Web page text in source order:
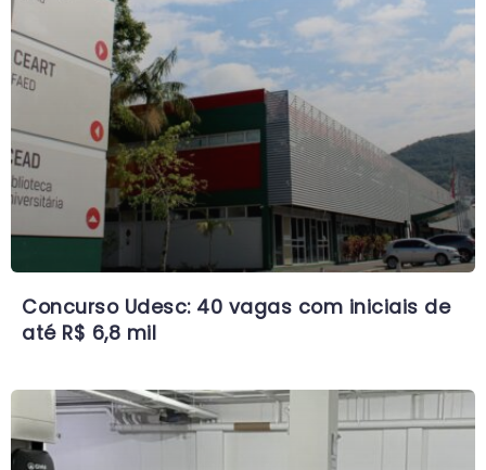
Concurso Udesc: 40 vagas com iniciais de
até R$ 6,8 mil